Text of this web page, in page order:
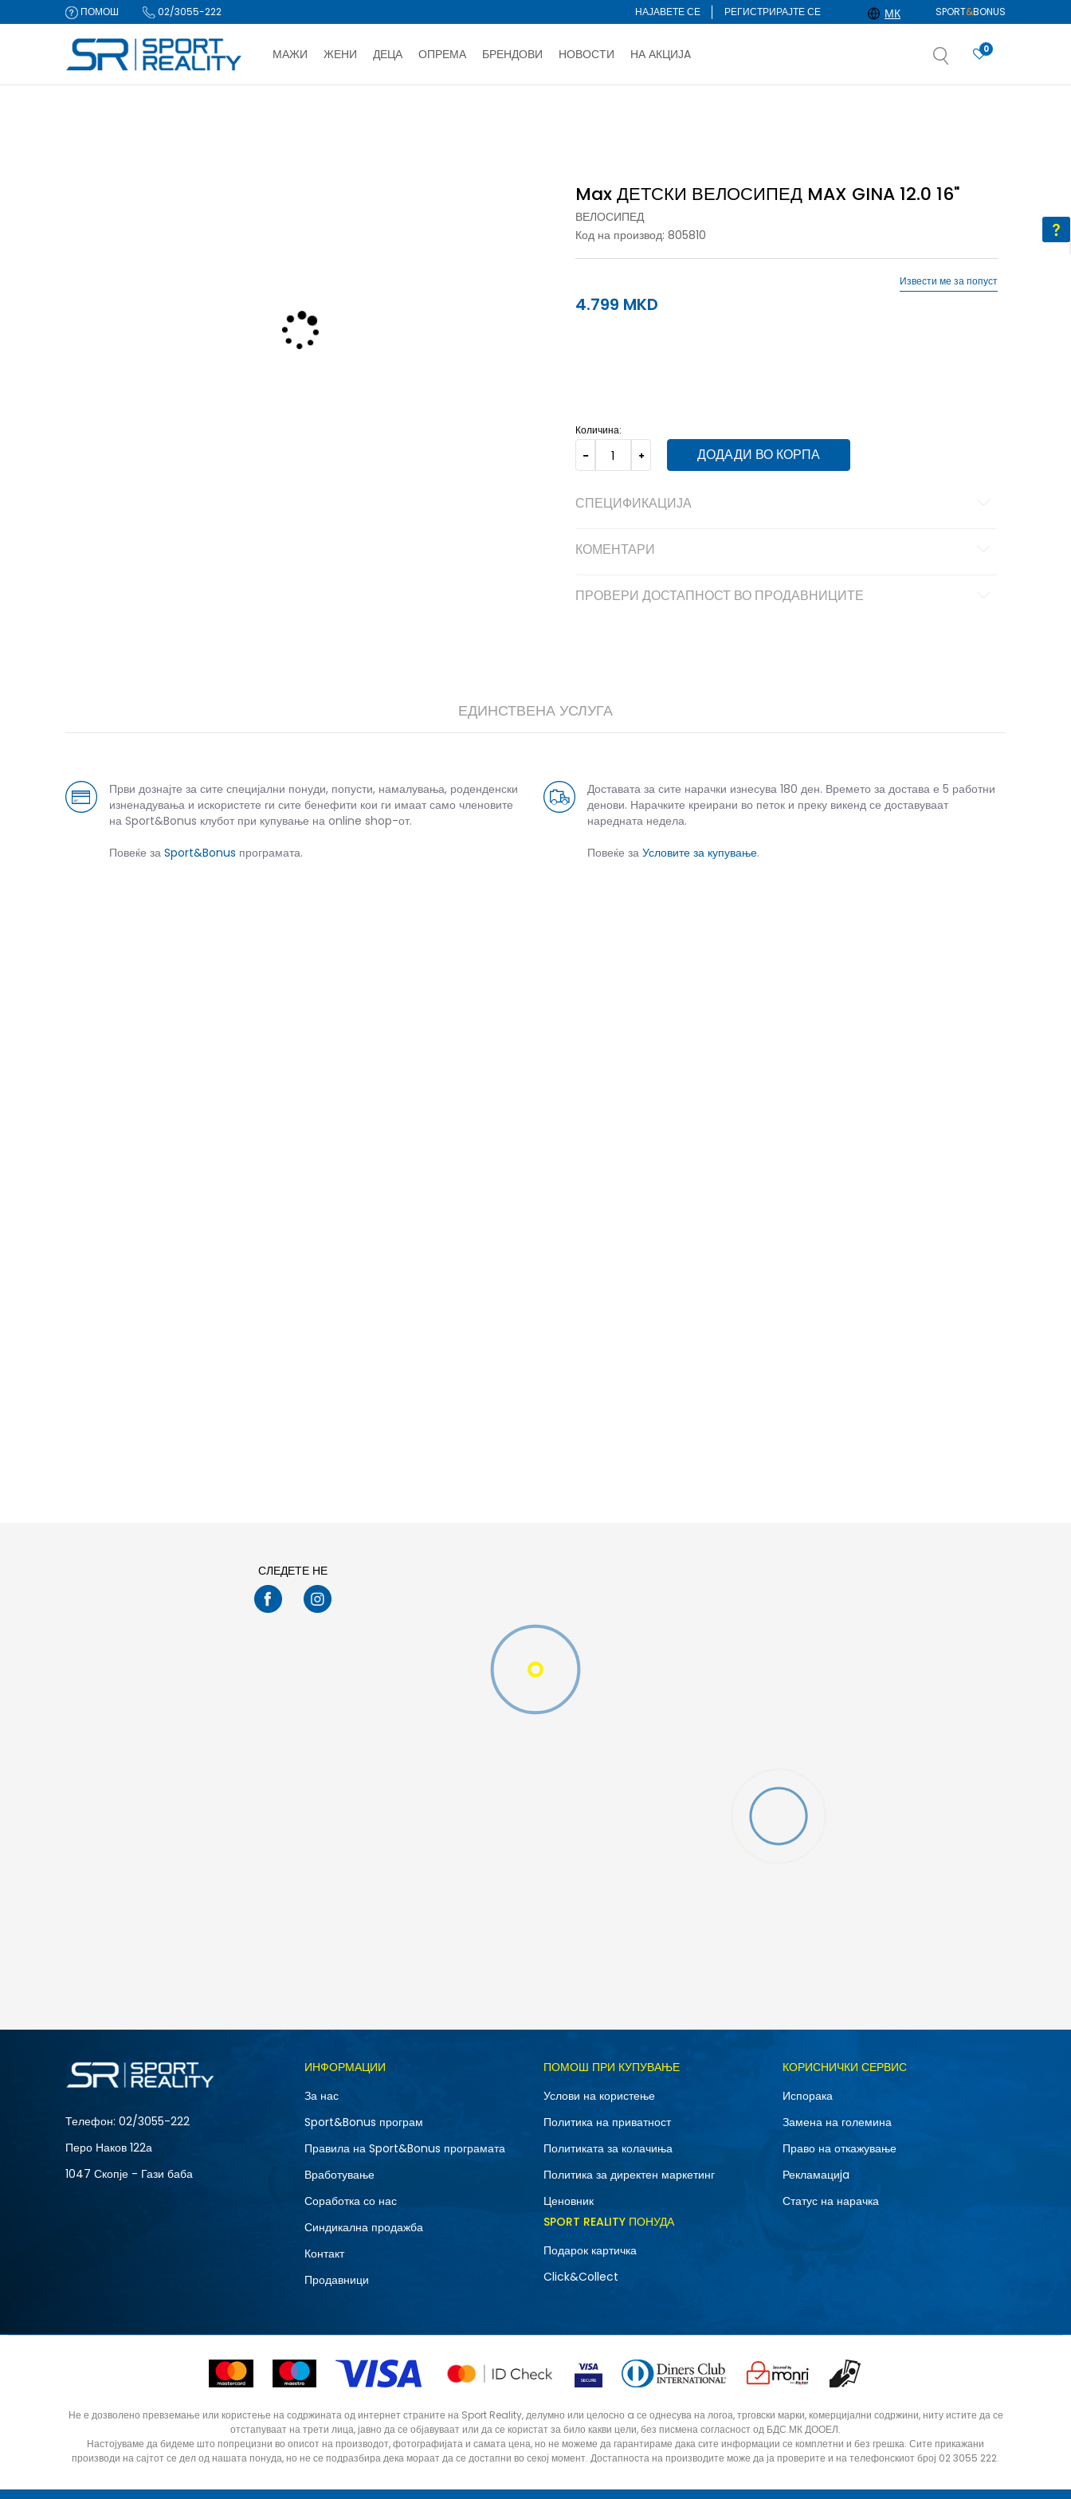
ПОМОШ 02/3055-222 SPORT&BONUS
НАЈАВЕТЕ СЕ РЕГИСТРИРАЈТЕ СЕ МК
МАЖИ ЖЕНИ ДЕЦА ОПРЕМА БРЕНДОВИ НОВОСТИ НА АКЦИЈA 0
Max ДЕТСКИ ВЕЛОСИПЕД MAX GINA 12.0 16"
ВЕЛОСИПЕД
Код на производ: 805810
4.799 MKD
Извести ме за попуст
Количина:
ДОДАДИ ВО КОРПА
СПЕЦИФИКАЦИЈА
КОМЕНТАРИ
ПРОВЕРИ ДОСТАПНОСТ ВО ПРОДАВНИЦИТЕ
ЕДИНСТВЕНА УСЛУГА
Први дознајте за сите специјални понуди, попусти, намалувања, роденденски
изненадувања и искористете ги сите бенефити кои ги имаат само членовите
на Sport&Bonus клубот при купување на online shop-от.
Повеќе за Sport&Bonus програмата.
Доставата за сите нарачки изнесува 180 ден. Времето за достава е 5 работни
денови. Нарачките креирани во петок и преку викенд се доставуваат
наредната недела.
Повеќе за Условите за купување.
СЛЕДЕТЕ НЕ
Телефон: 02/3055-222
Перо Наков 122а
1047 Скопје - Гази баба
ИНФОРМАЦИИ
За нас
Sport&Bonus програм
Правила на Sport&Bonus програмата
Вработување
Соработка со нас
Синдикална продажба
Контакт
Продавници
ПОМОШ ПРИ КУПУВАЊЕ
Услови на користење
Политика на приватност
Политиката за колачиња
Политика за директен маркетинг
Ценовник
КОРИСНИЧКИ СЕРВИС
Испорака
Замена на големина
Право на откажување
Рекламациja
Статус на нарачка
SPORT REALITY ПОНУДА
Подарок картичка
Click&Collect
Не е дозволено превземање или користење на содржината од интернет страните на Sport Reality, делумно или целосно a се однесува на логоа, трговски марки, комерцијални содржини, ниту истите да се
отстапуваат на трети лица, јавно да се објавуваат или да се користат за било какви цели, без писмена согласност од БДС.МК ДООЕЛ.
Настојуваме да бидеме што попрецизни во описот на производот, фотографијата и самата цена, но не можеме да гарантираме дака сите информации се комплетни и без грешка. Сите прикажани
производи на сајтот се дел од нашата понуда, но не се подразбира дека мораат да се достапни во секој момент. Достапноста на производите може да ја проверите и на телефонскиот број 02 3055 222.